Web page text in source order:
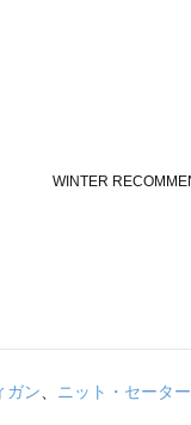
ガン、 ニット・セーター